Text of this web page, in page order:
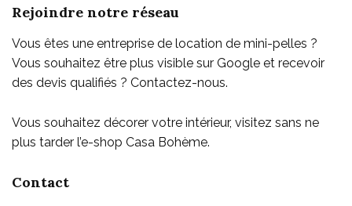
Rejoindre notre réseau
Vous êtes une entreprise de location de mini-pelles ?
Vous souhaitez être plus visible sur Google et recevoir
des devis qualifiés ? Contactez-nous.
Vous souhaitez décorer votre intérieur, visitez sans ne
plus tarder l’e-shop Casa Bohème.
Contact